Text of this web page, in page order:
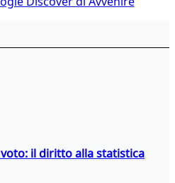
il diritto alla statistica